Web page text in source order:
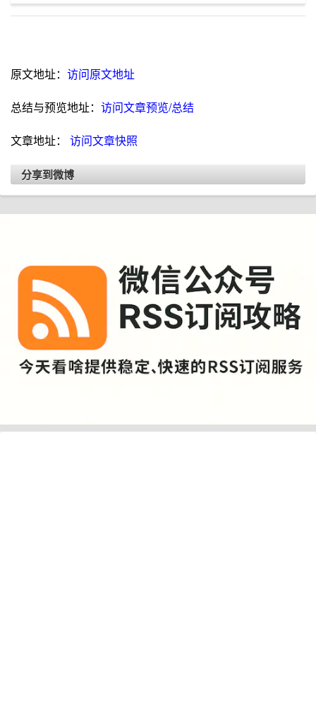
原文地址： 访问原文地址
总结与预览地址： 访问文章预览/总结
文章地址： 访问文章快照
分享到微博